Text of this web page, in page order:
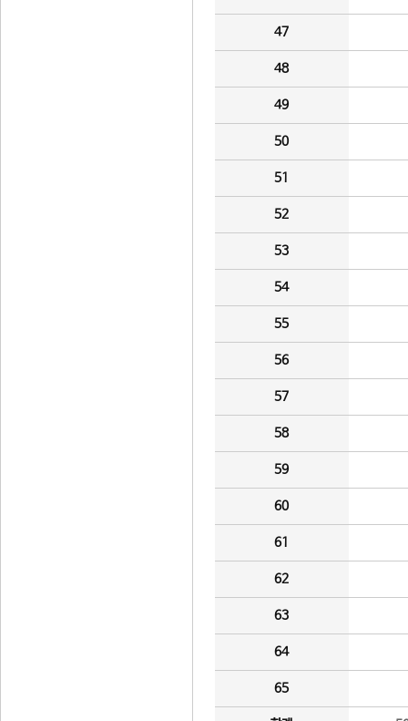
47
48
49
50
51
52
53
54
55
56
57
58
59
60
61
62
63
64
65